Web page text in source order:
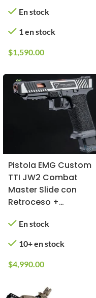
Texturizadas)
En stock
1 en stock
$1,590.00
Pistola EMG Custom
TTI JW2 Combat
Master Slide con
Retroceso +
para Airsoft (Tipo:
Gas, Color: Negro)
En stock
10+ en stock
$4,990.00